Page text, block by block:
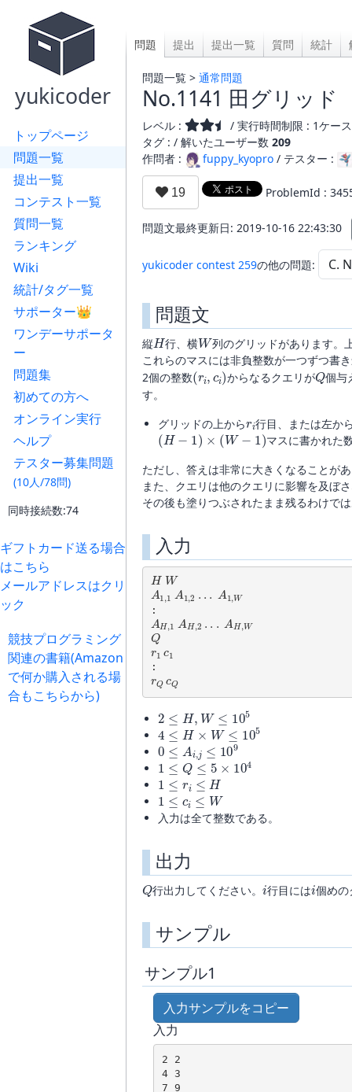
yukicoder
トップページ
問題一覧
提出一覧
コンテスト一覧
質問一覧
ランキング
Wiki
統計/タグ一覧
サポーター👑
ワンデーサポータ
ー
問題集
初めての方へ
オンライン実行
ヘルプ
テスター募集問題
(10人/78問)
同時接続数:74
ギフトカード送る場合
はこちら
メールアドレスはクリ
ック
競技プログラミング
関連の書籍(Amazon
で何か購入される場
合もこちらから)
問題 提出 提出一覧 質問 統計
問題一覧 > 通常問題
No.1141 田グリッド
レベル :
/ 実行時間制限 : 1ケー
タグ : / 解いたユーザー数 209
作問者 :
fuppy_kyopro / テスター :
ProblemId :
問題文最終更新日: 2019-10-16 22:43:30
yukicoder contest 259の他の問題:
問題文
縦
H
行、横
W
列のグリッドがあります。
これらのマスには非負整数が一つずつ書
2個の整数
(ri,ci)
からなるクエリが
Q
個与
す。
グリッドの上から
行目、または左か
(H− 1 ×(W−1)
マスに書かれた
ただし、答えは非常に大きくなることが
また、クエリは他のクエリに影響を及ぼ
その後も塗りつぶされたまま残るわけで
入力
H W
A1 , 1
AH .
Q
r1
r
4 ≤H×W≤ 10 5
0 ≤Ai,j ≤109
1 ≤Q≤5×104
1 ≤r i≤ H
1 ≤c i≤ W
入力は全て整数である。
出力
Q
行出力してください。
i
行目には
i
個めの
サンプル
サンプル1
入力サンプルをコピー
入力
2 2
4 3
7 9